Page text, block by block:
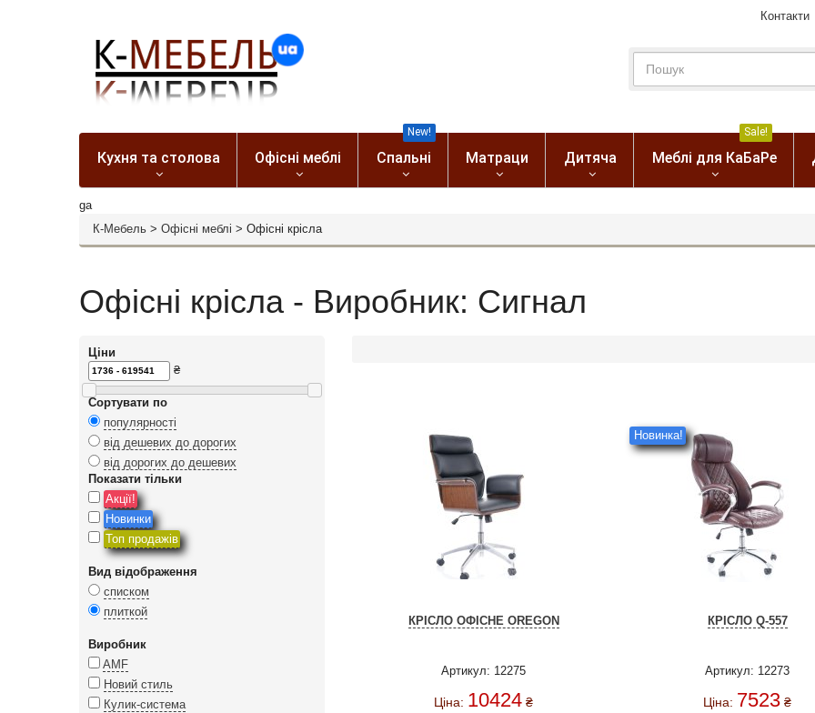
Контакти
Кухня та столова Офісні меблі Спальні
New!
Матраци Дитяча Меблі для КаБаРе
Sale!
ga
К-Мебель > Офісні меблі > Офісні крісла
Офісні крісла - Виробник: Сигнал
Ціни
₴
Сортувати по
популярності
від дешевих до дорогих
від дорогих до дешевих
Показати тільки
Акції!
Новинки
Топ продажів
Вид відображення
списком
плиткой
Виробник
AMF
Новий стиль
Кулик-система
КРІСЛО ОФІСНЕ OREGON
Артикул: 12275
Ціна: 10424 ₴
Новинка!
КРІСЛО Q-557
Артикул: 12273
Ціна: 7523 ₴